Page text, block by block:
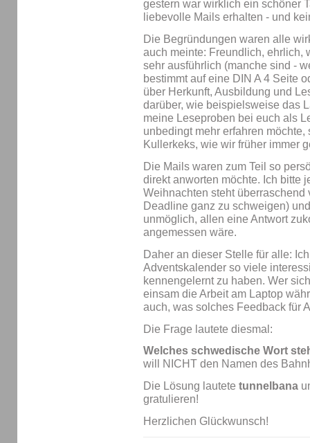
gestern war wirklich ein schöner
liebevolle Mails erhalten - und
Die Begründungen waren alle
auch meinte: Freundlich, ehrlich,
sehr ausführlich (manche sind -
bestimmt auf eine DIN A 4 Seite
über Herkunft, Ausbildung und
darüber, wie beispielsweise das
meine Leseproben bei euch als
unbedingt mehr erfahren
Kullerkeks, wie wir früher immer
Die Mails waren zum Teil so
direkt anworten möchte. Ich bitte
Weihnachten steht überraschend
Deadline ganz zu schweigen)
unmöglich, allen eine Antwort
angemessen wäre.
Daher an dieser Stelle für alle:
Adventskalender so viele
kennengelernt zu haben. Wer
einsam die Arbeit am Laptop
auch, was solches Feedback für
Die Frage lautete diesmal:
Welches schwedische Wort
will NICHT den Namen des
Die Lösung lautete tunnelbana
gratulieren!
Herzlichen Glückwunsch!